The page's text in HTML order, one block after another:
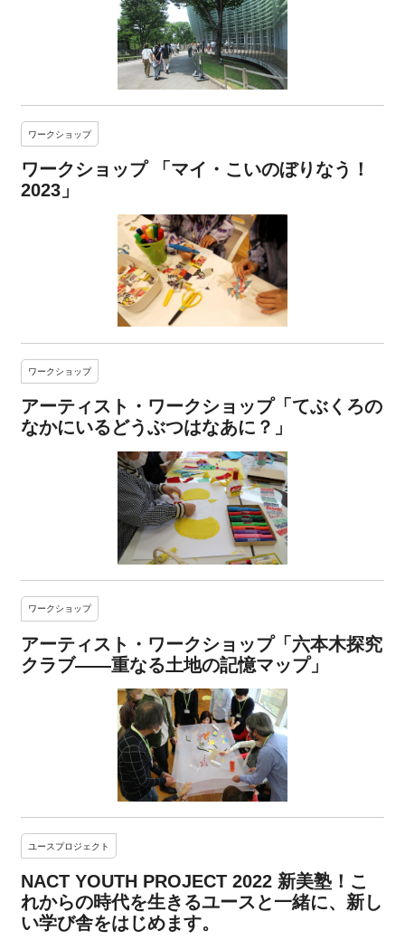
ワークショップ
ワークショップ 「マイ・こいのぼりなう！
2023」
ワークショップ
アーティスト・ワークショップ「てぶくろの
なかにいるどうぶつはなあに？」
ワークショップ
アーティスト・ワークショップ「六本木探究
クラブ――重なる土地の記憶マップ」
ユースプロジェクト
NACT YOUTH PROJECT 2022 新美塾！こ
れからの時代を生きるユースと一緒に、新し
い学び舎をはじめます。